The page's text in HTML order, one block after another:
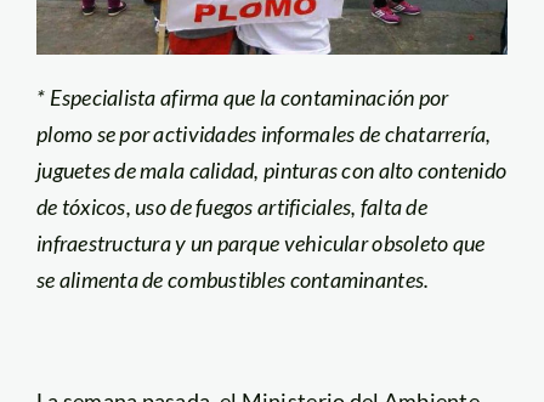
* Especialista afirma que la contaminación por
plomo se por actividades informales de chatarrería,
juguetes de mala calidad, pinturas con alto contenido
de tóxicos, uso de fuegos artificiales, falta de
infraestructura y un parque vehicular obsoleto que
se alimenta de combustibles contaminantes.